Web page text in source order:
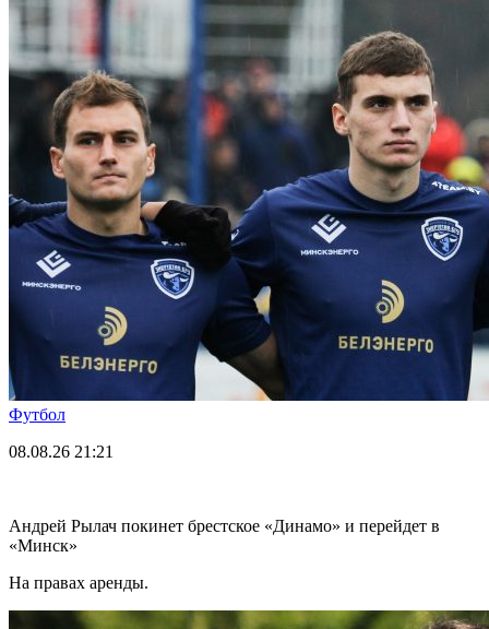
Футбол
08.08.26 21:21
Андрей Рылач покинет брестское «Динамо» и перейдет в
«Минск»
На правах аренды.